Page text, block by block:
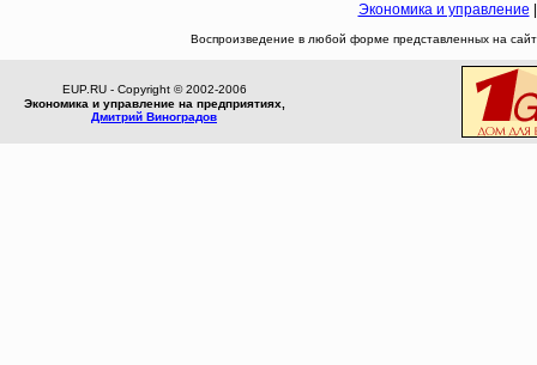
Экономика и управление
Воспроизведение в любой форме представленных на
EUP.RU - Copyright © 2002-2006
Экономика и управление на предприятиях,
Дмитрий Виноградов